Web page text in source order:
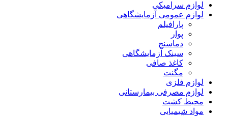
لوازم سرامیکی
لوازم عمومی آزمایشگاهی
پارافیلم
پوار
دماسنج
سینک آزمایشگاهی
کاغذ صافی
مگنت
لوازم فلزی
لوازم مصرفی بیمارستانی
محیط کشت
مواد شیمیایی